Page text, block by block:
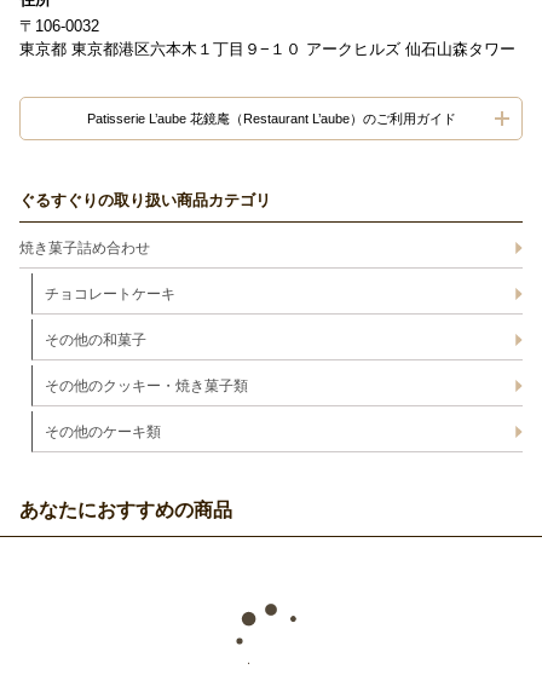
〒106-0032
東京都 東京都港区六本木１丁目９−１０ アークヒルズ 仙石山森タワー
Patisserie L’aube 花鏡庵（Restaurant L’aube）のご利用ガイド
ぐるすぐりの取り扱い商品カテゴリ
焼き菓子詰め合わせ
チョコレートケーキ
その他の和菓子
その他のクッキー・焼き菓子類
その他のケーキ類
あなたにおすすめの商品